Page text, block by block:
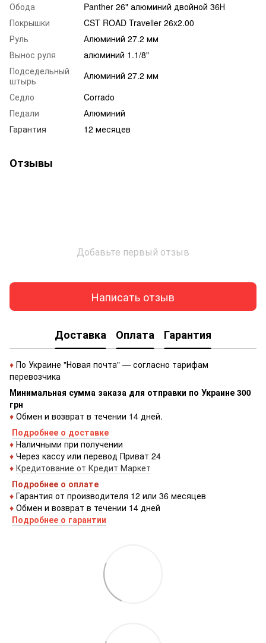
Обода
Panther 26" алюминий двойной 36Н
Покрышки
CST ROAD Traveller 26x2.00
Руль
Алюминий 27.2 мм
Вынос руля
алюминий 1.1/8"
Подседельный
штырь
Алюминий 27.2 мм
Седло
Corrado
Педали
Алюминий
Гарантия
12 месяцев
Отзывы
Добавьте первый отзыв
Написать отзыв
Доставка Оплата Гарантия
♦ По Украине "Новая почта" — согласно тарифам
перевозчика
Минимальная сумма заказа для отправки по Украине 300
грн
♦ Обмен и возврат в течении 14 дней.
Подробнее о доставке
♦ Наличными при получении
♦ Через кассу или перевод Приват 24
♦ Кредитование от Кредит Маркет
Подробнее о оплате
♦ Гарантия от производителя 12 или 36 месяцев
♦ Обмен и возврат в течении 14 дней
Подробнее о гарантии